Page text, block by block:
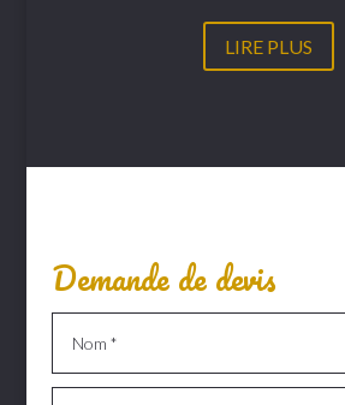
LIRE PLUS
Demande de devis